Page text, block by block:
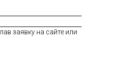
заявку на сайте или